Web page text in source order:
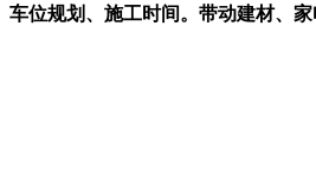
车位规划、施工时间。带动建材、家